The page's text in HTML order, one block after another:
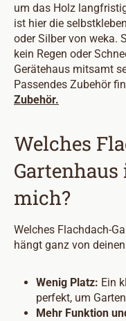
um das Holz
ist hier die
oder Silber von weka.
kein Regen oder
Gerätehaus mitsamt
Passendes Zubehör
Zubehör.
Welches
mich?
Welches Flachdach-
hängt ganz von
Wenig Platz: Ein
perfekt, um
Mehr Funktion